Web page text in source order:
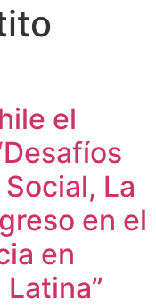
el
La
en el
en